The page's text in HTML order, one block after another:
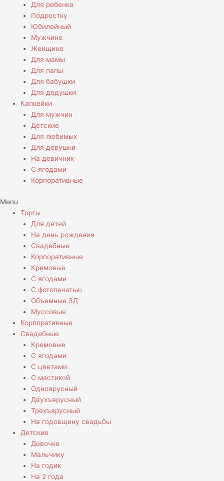
Для ребенка
Подростку
Юбилейный
Мужчине
Женщине
Для мамы
Для папы
Для бабушки
Для дедушки
Капкейки
Для мужчин
Детские
Для любимых
Для девушки
На девичник
С ягодами
Корпоративные
Menu
Торты
Для детей
На день рождения
Свадебные
Корпоративные
Кремовые
С ягодами
С фотопечатью
Объемные 3Д
Муссовые
Корпоративные
Свадебные
Кремовые
С ягодами
С цветами
С мастикой
Одноярусный
Двухъярусный
Трехъярусный
На годовщину свадьбы
Детские
Девочке
Мальчику
На годик
На 2 года